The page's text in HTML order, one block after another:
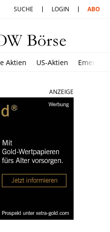
SUCHE LOGIN ABO
Aktien US-Aktien
ANZEIGE